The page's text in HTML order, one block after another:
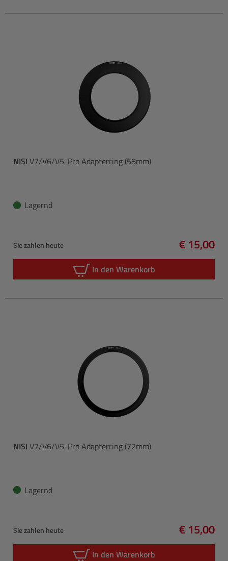
NISI V7/V6/V5-Pro Adapterring (58mm)
Lagernd
Sie zahlen heute € 15,00
In den Warenkorb
NISI V7/V6/V5-Pro Adapterring (72mm)
Lagernd
Sie zahlen heute € 15,00
In den Warenkorb